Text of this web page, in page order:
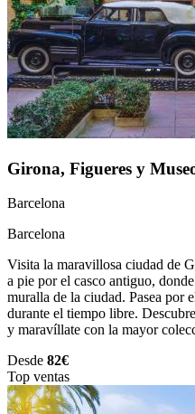
Girona, Figueres y
Barcelona
Barcelona
Visita la maravillosa ciudad de
a pie por el casco antiguo,
muralla de la ciudad. Pasea por
durante el tiempo libre.
y maravíllate con la mayor
Desde 82€
Top ventas